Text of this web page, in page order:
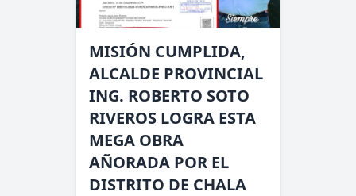
MISIÓN CUMPLIDA,
ALCALDE PROVINCIAL
ING. ROBERTO SOTO
RIVEROS LOGRA ESTA
MEGA OBRA
AÑORADA POR EL
DISTRITO DE CHALA